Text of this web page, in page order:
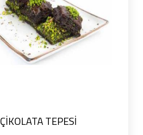
ÇİKOLATA TEPESİ